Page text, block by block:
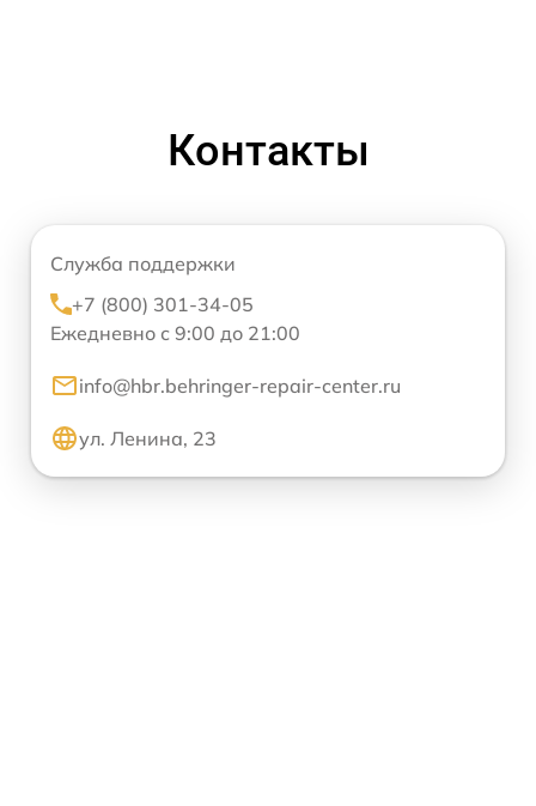
Контакты
Служба поддержки
+7 (800) 301-34-05
Ежедневно с 9:00 до 21:00
info@hbr.behringer-repair-center.ru
ул. Ленина, 23